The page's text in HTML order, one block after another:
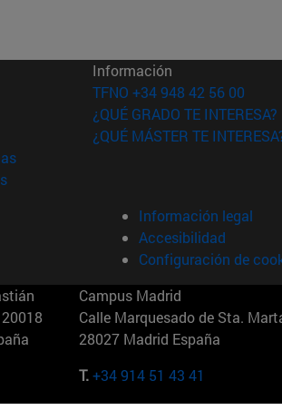
ventana)
ventana)
en nueva ventana)
(abre en nueva ventana)
(abre en nueva ventana)
Información
TFNO +34 948 42 56 00
¿QUÉ GRADO TE INTERESA?
¿QUÉ MÁSTER TE
Información legal
Accesibilidad
Configuración de
Campus Madrid
Calle Marquesado de Sta.
28027 Madrid España
T.+34 914 51 43 41